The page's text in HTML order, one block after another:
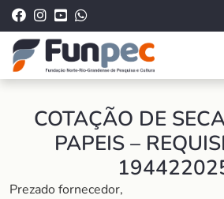
COTAÇÃO DE
PAPEIS –
Prezado fornecedor,